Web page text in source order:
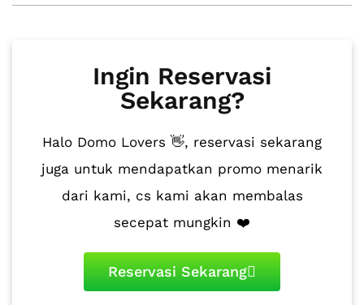
Ingin Reservasi
Sekarang?
Halo Domo Lovers 👋, reservasi sekarang
juga untuk mendapatkan promo menarik
dari kami, cs kami akan membalas
secepat mungkin ❤️
Reservasi Sekarang